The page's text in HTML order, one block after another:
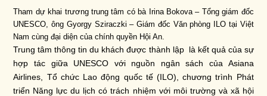
Tham dự khai trương trung tâm có bà Irina Bokova – Tổng giám đốc
UNESCO, ông Gyorgy Sziraczki – Giám đốc Văn phòng ILO tại Việt
Nam cùng đại diện của chính quyền Hội An.
Trung tâm thông tin du khách được thành lập là kết quả của sự
hợp tác giữa UNESCO với nguồn ngân sách của Asiana
Airlines, Tổ chức Lao động quốc tế (ILO), chương trình Phát
triển Năng lực du lịch có trách nhiệm với môi trường và xã hội